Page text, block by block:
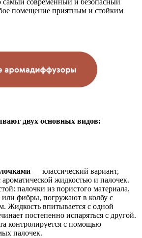
помещение приятным и стойким
двух основных видов:
— классический вариант,
ароматической жидкостью и палочек.
палочки из пористого материала,
или фибры, погружают в колбу с
Жидкость впитывается с одной
постепенно испаряться с другой.
контролируется с помощью
палочек.